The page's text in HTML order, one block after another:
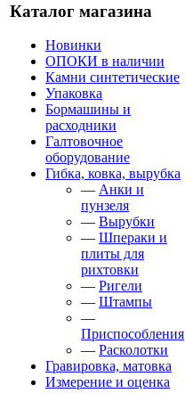
Каталог магазина
Новинки
ОПОКИ в наличии
Камни синтетические
Упаковка
Бормашины и
расходники
Галтовочное
оборудование
Гибка, ковка, вырубка
— Анки и
пунзеля
— Вырубки
— Шпераки и
плиты для
рихтовки
— Ригели
— Штампы
—
Приспособления
— Расколотки
Гравировка, матовка
Измерение и оценка